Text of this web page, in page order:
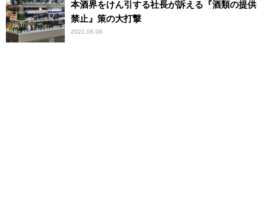
本酒界をけん引する社長が訴える『酒類の提供
禁止』策の大打撃
2021.06.08